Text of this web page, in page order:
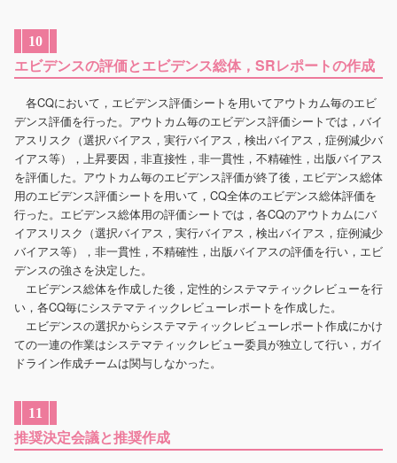
10
エビデンスの評価とエビデンス総体，SRレポートの作成
各CQにおいて，エビデンス評価シートを用いてアウトカム毎のエビ
デンス評価を行った。アウトカム毎のエビデンス評価シートでは，バイ
アスリスク（選択バイアス，実行バイアス，検出バイアス，症例減少バ
イアス等），上昇要因，非直接性，非一貫性，不精確性，出版バイアス
を評価した。アウトカム毎のエビデンス評価が終了後，エビデンス総体
用のエビデンス評価シートを用いて，CQ全体のエビデンス総体評価を
行った。エビデンス総体用の評価シートでは，各CQのアウトカムにバ
イアスリスク（選択バイアス，実行バイアス，検出バイアス，症例減少
バイアス等），非一貫性，不精確性，出版バイアスの評価を行い，エビ
デンスの強さを決定した。
エビデンス総体を作成した後，定性的システマティックレビューを行
い，各CQ毎にシステマティックレビューレポートを作成した。
エビデンスの選択からシステマティックレビューレポート作成にかけ
ての一連の作業はシステマティックレビュー委員が独立して行い，ガイ
ドライン作成チームは関与しなかった。
11
推奨決定会議と推奨作成